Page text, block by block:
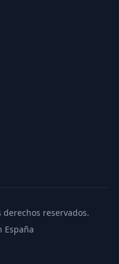
derechos reservados.
España